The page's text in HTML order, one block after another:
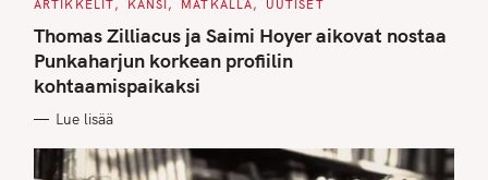
C
T
E
G
O
R
I
S
ARTIKKELIT KANSI MATKALLA UUTISET
Thomas Zilliacus ja Saimi Hoyer aikovat nostaa
Punkaharjun korkean profiilin
kohtaamispaikaksi
Lue lisää